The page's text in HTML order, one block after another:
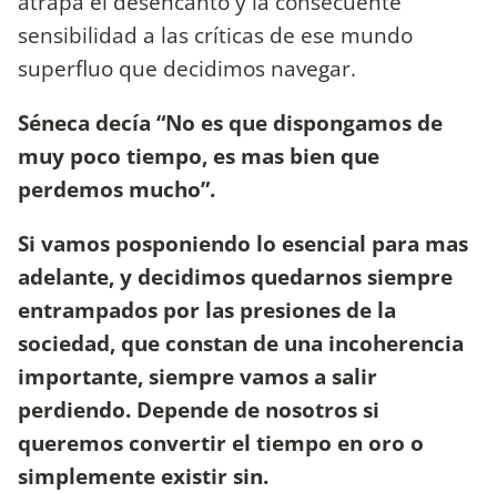
sensibilidad a las críticas de ese mundo
superfluo que decidimos navegar.
Séneca decía “No es que dispongamos de
muy poco tiempo, es mas bien que
perdemos mucho”.
Si vamos posponiendo lo esencial para mas
adelante, y decidimos quedarnos siempre
entrampados por las presiones de la
sociedad, que constan de una incoherencia
importante, siempre vamos a salir
perdiendo. Depende de nosotros si
queremos convertir el tiempo en oro o
simplemente existir sin.